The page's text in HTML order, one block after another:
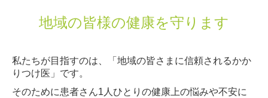
地域の皆様の健康を守ります
私たちが目指すのは、「地域の皆さまに信頼されるかか
りつけ医」です。
そのために患者さん1人ひとりの健康上の悩みや不安に